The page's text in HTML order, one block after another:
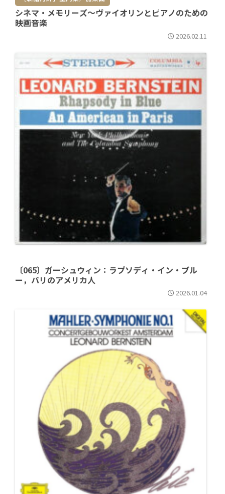
シネマ・メモリーズ～ヴァイオリンとピアノのための
映画音楽
2026.02.11
〔065〕ガーシュウィン：ラプソディ・イン・ブル
ー，パリのアメリカ人
2026.01.04